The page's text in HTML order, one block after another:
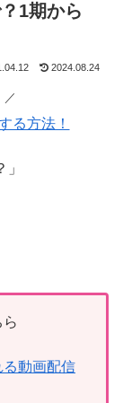
1期から
2024.08.24
／
る方法！
る動画配信